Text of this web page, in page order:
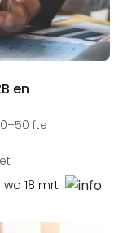
en
fte
wo 18 mrt